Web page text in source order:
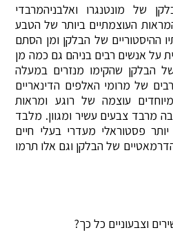
של מונטנגרו ואלבניהמרבדי
העוצמתיים ביותר של הטבע
ההיסטוריים של הבלקן ומן הסתם
על אנשים רבים בניהם גם כמה מן
הבלקן שהקימו מנזרים במעלה
של מרומי האלפים הדינאריים
עוצמה של רוגע ומראות
מרבד צבעים עשיר ומגוון. מלבד
פסטוראלי מעדרי בעלי חיים
של הבלקן וגם אלו תרמו
וצבעוניים כל כך?